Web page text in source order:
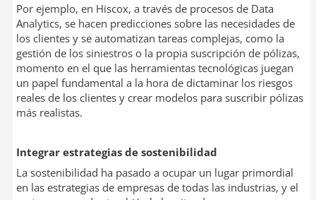
Por ejemplo, en Hiscox, a través de procesos de Data
Analytics, se hacen predicciones sobre las necesidades de
los clientes y se automatizan tareas complejas, como la
gestión de los siniestros o la propia suscripción de pólizas,
momento en el que las herramientas tecnológicas juegan
un papel fundamental a la hora de dictaminar los riesgos
reales de los clientes y crear modelos para suscribir pólizas
más realistas.
Integrar estrategias de sostenibilidad
La sostenibilidad ha pasado a ocupar un lugar primordial
en las estrategias de empresas de todas las industrias, y el